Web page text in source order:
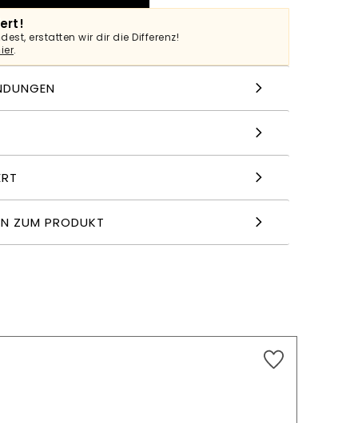
erstatten wir dir die Differenz!
.
ZUM PRODUKT